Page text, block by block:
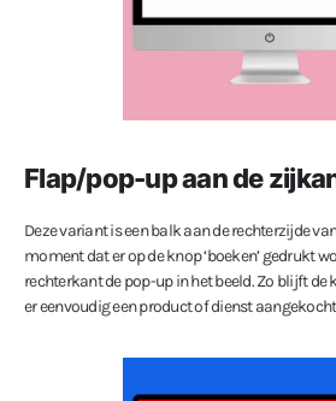
Flap/pop-up aan de
Deze variant is een balk aan de rechterzijde
moment dat er op de knop ‘boeken’ gedrukt
rechterkant de pop-up in het beeld. Zo blijft de
er eenvoudig een product of dienst